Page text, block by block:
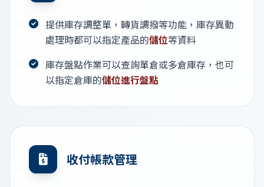
提供庫存調整單，轉貨調撥等功能，庫存異動
處理時都可以指定產品的儲位等資料
庫存盤點作業可以查詢單倉或多倉庫存，也可
以指定倉庫的儲位進行盤點
收付帳款管理